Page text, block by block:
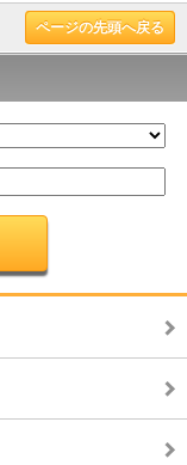
ページの先頭へ戻る